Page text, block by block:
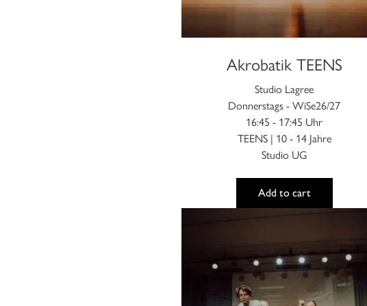
Akrobatik TEENS
Studio Lagree
Donnerstags - WiSe26/27
16:45 - 17:45 Uhr
TEENS | 10 - 14 Jahre
Studio UG
Add to cart
der
Produktseite
gewählt
weist
mehrere
Varianten
auf.